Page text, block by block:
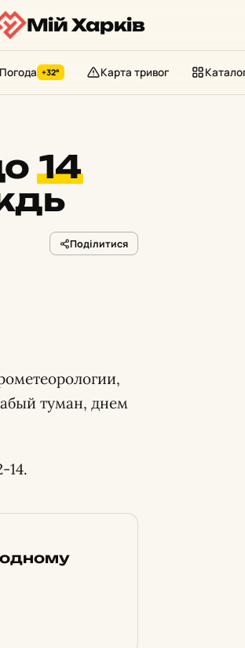
Мій Харків
Погода +32° Карта тривог
14
Поділитися
туман, днем
14.
одному